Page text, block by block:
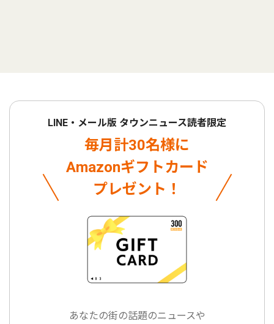
LINE・メール版 タウンニュース読者限定
毎月計30名様に
Amazonギフトカード
プレゼント！
あなたの街の話題のニュースや